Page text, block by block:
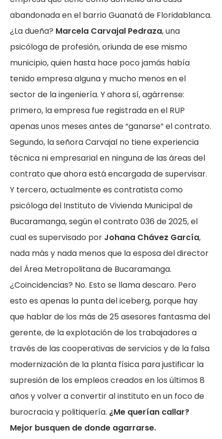
abandonada en el barrio Guanatá de Floridablanca.
¿La dueña? Marcela Carvajal Pedraza, una
psicóloga de profesión, oriunda de ese mismo
municipio, quien hasta hace poco jamás había
tenido empresa alguna y mucho menos en el
sector de la ingeniería. Y ahora sí, agárrense:
primero, la empresa fue registrada en el RUP
apenas unos meses antes de “ganarse” el contrato.
Segundo, la señora Carvajal no tiene experiencia
técnica ni empresarial en ninguna de las áreas del
contrato que ahora está encargada de supervisar.
Y tercero, actualmente es contratista como
psicóloga del Instituto de Vivienda Municipal de
Bucaramanga, según el contrato 036 de 2025, el
cual es supervisado por Johana Chávez García,
nada más y nada menos que la esposa del director
del Área Metropolitana de Bucaramanga.
¿Coincidencias? No. Esto se llama descaro. Pero
esto es apenas la punta del iceberg, porque hay
que hablar de los más de 25 asesores fantasma del
gerente, de la explotación de los trabajadores a
través de las cooperativas de servicios y de la falsa
modernización de la planta física para justificar la
supresión de los empleos creados en los últimos 8
años y volver a convertir al instituto en un foco de
burocracia y politiquería. ¿Me querían callar?
Mejor busquen de donde agarrarse.